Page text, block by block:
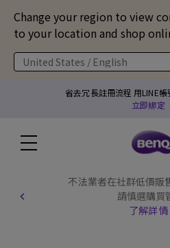
Change your region to view
to your location and shop
United States / English
省去冗長註冊流程 用LINE
立即綁定
不法業者在社群低價販
請慎選購買
了解詳情